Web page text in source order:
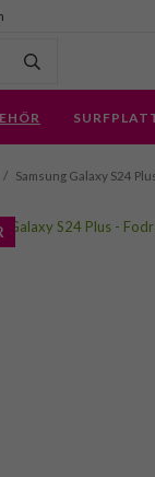
/ Samsung Galaxy S24